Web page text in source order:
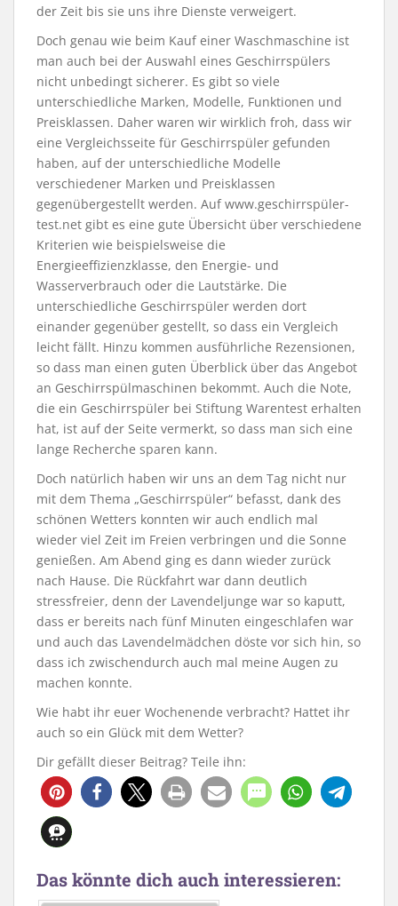
der Zeit bis sie uns ihre Dienste verweigert.
Doch genau wie beim Kauf einer Waschmaschine ist
man auch bei der Auswahl eines Geschirrspülers
nicht unbedingt sicherer. Es gibt so viele
unterschiedliche Marken, Modelle, Funktionen und
Preisklassen. Daher waren wir wirklich froh, dass wir
eine Vergleichsseite für Geschirrspüler gefunden
haben, auf der unterschiedliche Modelle
verschiedener Marken und Preisklassen
gegenübergestellt werden. Auf www.geschirrspüler-
test.net gibt es eine gute Übersicht über verschiedene
Kriterien wie beispielsweise die
Energieeffizienzklasse, den Energie- und
Wasserverbrauch oder die Lautstärke. Die
unterschiedliche Geschirrspüler werden dort
einander gegenüber gestellt, so dass ein Vergleich
leicht fällt. Hinzu kommen ausführliche Rezensionen,
so dass man einen guten Überblick über das Angebot
an Geschirrspülmaschinen bekommt. Auch die Note,
die ein Geschirrspüler bei Stiftung Warentest erhalten
hat, ist auf der Seite vermerkt, so dass man sich eine
lange Recherche sparen kann.
Doch natürlich haben wir uns an dem Tag nicht nur
mit dem Thema „Geschirrspüler“ befasst, dank des
schönen Wetters konnten wir auch endlich mal
wieder viel Zeit im Freien verbringen und die Sonne
genießen. Am Abend ging es dann wieder zurück
nach Hause. Die Rückfahrt war dann deutlich
stressfreier, denn der Lavendeljunge war so kaputt,
dass er bereits nach fünf Minuten eingeschlafen war
und auch das Lavendelmädchen döste vor sich hin, so
dass ich zwischendurch auch mal meine Augen zu
machen konnte.
Wie habt ihr euer Wochenende verbracht? Hattet ihr
auch so ein Glück mit dem Wetter?
Dir gefällt dieser Beitrag? Teile ihn:
Das könnte dich auch interessieren: